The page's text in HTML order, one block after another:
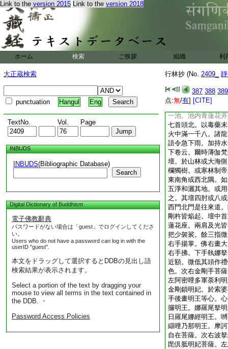
Link to the version 2015 Link to the version 2018
ホーム 検索 ご挨拶 組織 利
大正蔵検索
punctuation Hangul Eng
TextNo. Vol. Page
INBUDS
INBUDS(Bibliographic Database)
Search
Digital Dictionary of Buddhism
電子佛教辭典
パスワードがない場合は「guest」でログインしてくださ
い。
Users who do not have a password can log in with the
userID "guest".
本文をドラッグして選択するとDDBの見出し語
検索結果が表示されます。
Select a portion of the text by dragging your
mouse to view all terms in the text contained in
the DDB. ・
Password Access Policies
行林抄 (No. 2409_
387 388 389
点:無/有] [CITE]
足下踏一毘那夜迦
紫檀香供養
私云。若爲産婦修
又云。若祈雨。黒
娜拏印加持之。盡
五日。寒林炭末和
日三時。時一千八
雨足。若前法不驗
肘方壇。開南門。
五頭龍。龍皆頭北
次池南又三五箇龍
一池。池内青蓮花
七首頭北。以毒藥
火中滿一千八。諸
語令急下雨。加持
下卷云。爾時薄伽
壇。於山林或大海
欄獨樹。或寒林制
東南角或西北隅。
五淨和灑其地。或
之。其壇四肘或八
西門北門是往來道
剛杵皆焔起。壇中
蓮花座。兩肩及光
把少袈裟。餘三指
右手揚掌。佛右畫
右手拂。下手執娜
近額。微低其頭作
色。次右金剛手菩
左阿密哩多軍荼利
金剛鎖明妃。於索
手後畫明王等心。
攞明王。娜羅尾拏
日羅尾娜經明王。
纈哩乃那明王。摩
自在菩薩。次右波
毘倶胝明妃菩薩。